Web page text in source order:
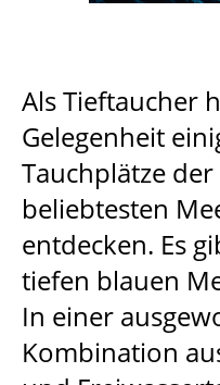
Als Tieftaucher
Gelegenheit
Tauchplätze
beliebtesten
entdecken. Es
tiefen blauen
In einer
Kombination